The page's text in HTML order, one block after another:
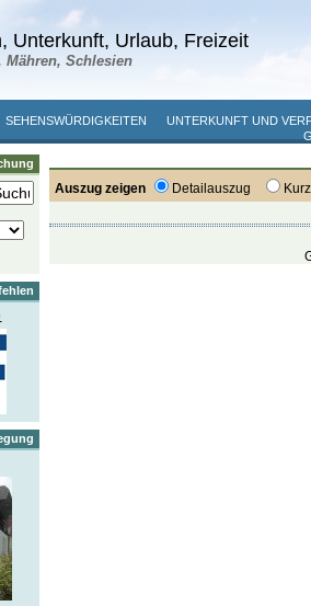
Unterkunft, Urlaub, Freizeit
Mähren, Schlesien
SEHENSWÜRDIGKEITEN
UNTERKUNFT UND
Auszug zeigen Detailauszug